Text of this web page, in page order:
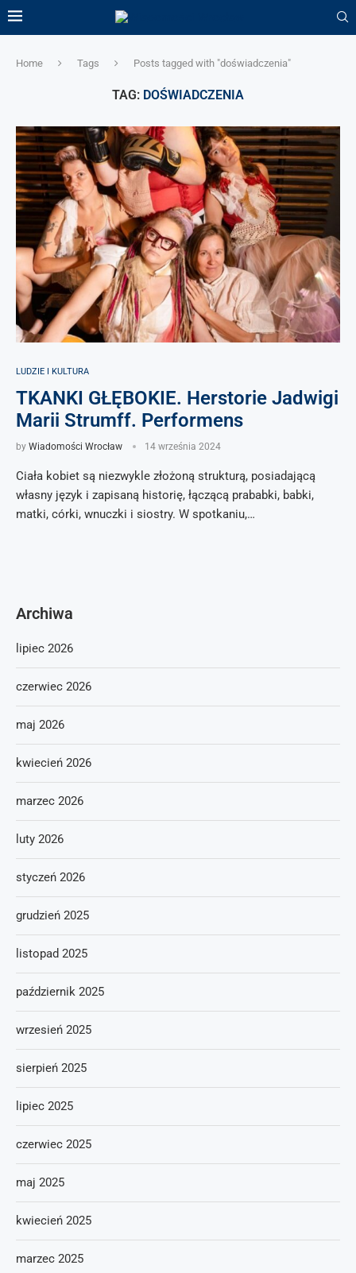
Home Tags Posts tagged with "doświadczenia"
TAG: DOŚWIADCZENIA
LUDZIE I KULTURA
TKANKI GŁĘBOKIE. Herstorie Jadwigi
Marii Strumff. Performens
by Wiadomości Wrocław 14 września 2024
Ciała kobiet są niezwykle złożoną strukturą, posiadającą
własny język i zapisaną historię, łączącą prababki, babki,
matki, córki, wnuczki i siostry. W spotkaniu,…
Archiwa
lipiec 2026
czerwiec 2026
maj 2026
kwiecień 2026
marzec 2026
luty 2026
styczeń 2026
grudzień 2025
listopad 2025
październik 2025
wrzesień 2025
sierpień 2025
lipiec 2025
czerwiec 2025
maj 2025
kwiecień 2025
marzec 2025